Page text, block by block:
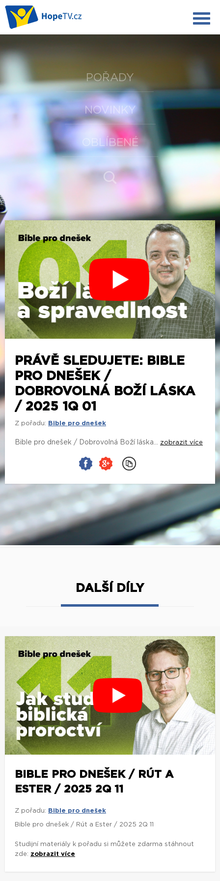
POŘADY
NOVINKY
OBLÍBENÉ
PRÁVĚ SLEDUJETE: BIBLE
PRO DNEŠEK /
DOBROVOLNÁ BOŽÍ LÁSKA
/ 2025 1Q 01
Z pořadu: Bible pro dnešek
Bible pro dnešek / Dobrovolná Boží láska... zobrazit více
DALŠÍ DÍLY
BIBLE PRO DNEŠEK / RÚT A
ESTER / 2025 2Q 11
Z pořadu: Bible pro dnešek
Bible pro dnešek / Rút a Ester / 2025 2Q 11
Studijní materiály k pořadu si můžete zdarma stáhnout
zde: zobrazit více